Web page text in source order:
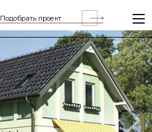
Подобрать проект